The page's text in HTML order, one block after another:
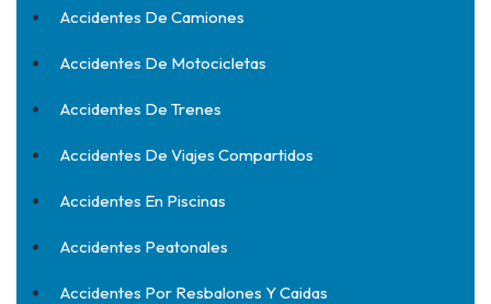
Accidentes De Camiones
Accidentes De Motocicletas
Accidentes De Trenes
Accidentes De Viajes Compartidos
Accidentes En Piscinas
Accidentes Peatonales
Accidentes Por Resbalones Y Caidas